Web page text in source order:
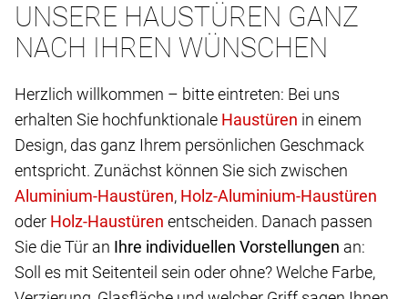
UNSERE HAUSTÜREN GANZ
NACH IHREN WÜNSCHEN
Herzlich willkommen – bitte eintreten: Bei uns
erhalten Sie hochfunktionale
in einem
Design, das ganz Ihrem persönlichen Geschmack
entspricht. Zunächst können Sie sich zwischen
,
oder
entscheiden. Danach passen
Sie die Tür an Ihre individuellen Vorstellungen an:
Soll es mit Seitenteil sein oder ohne? Welche Farbe,